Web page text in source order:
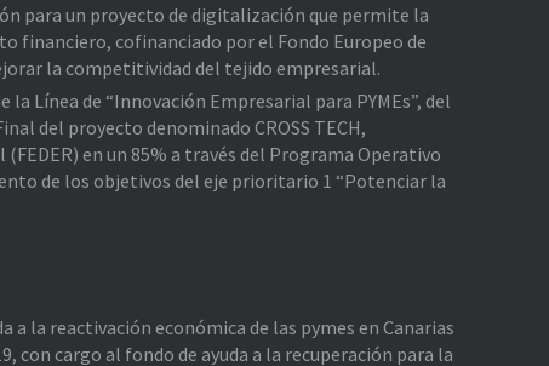
para un proyecto de digitalización que permite la
financiero, cofinanciado por el Fondo Europeo de
la competitividad del tejido empresarial.
Línea de “Innovación Empresarial para PYMEs”, del
del proyecto denominado CROSS TECH,
en un 85% a través del Programa Operativo
de los objetivos del eje prioritario 1 “Potenciar la
a la reactivación económica de las pymes en Canarias
con cargo al fondo de ayuda a la recuperación para la